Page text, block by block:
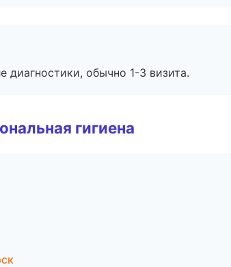
диагностики, обычно 1-3 визита.
гигиена